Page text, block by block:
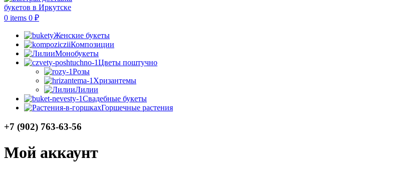
0 items 0 ₽
Женские букеты
Композиции
Монобукеты
Цветы поштучно
Розы
Хризантемы
Лилии
Свадебные букеты
Горшечные растения
+7 (902) 763-63-56
Мой аккаунт